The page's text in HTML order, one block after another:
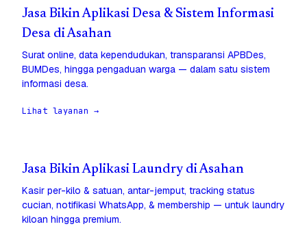
Jasa Bikin Aplikasi Desa & Sistem Informasi
Desa di Asahan
Surat online, data kependudukan, transparansi APBDes,
BUMDes, hingga pengaduan warga — dalam satu sistem
informasi desa.
Lihat layanan →
Jasa Bikin Aplikasi Laundry di Asahan
Kasir per-kilo & satuan, antar-jemput, tracking status
cucian, notifikasi WhatsApp, & membership — untuk laundry
kiloan hingga premium.